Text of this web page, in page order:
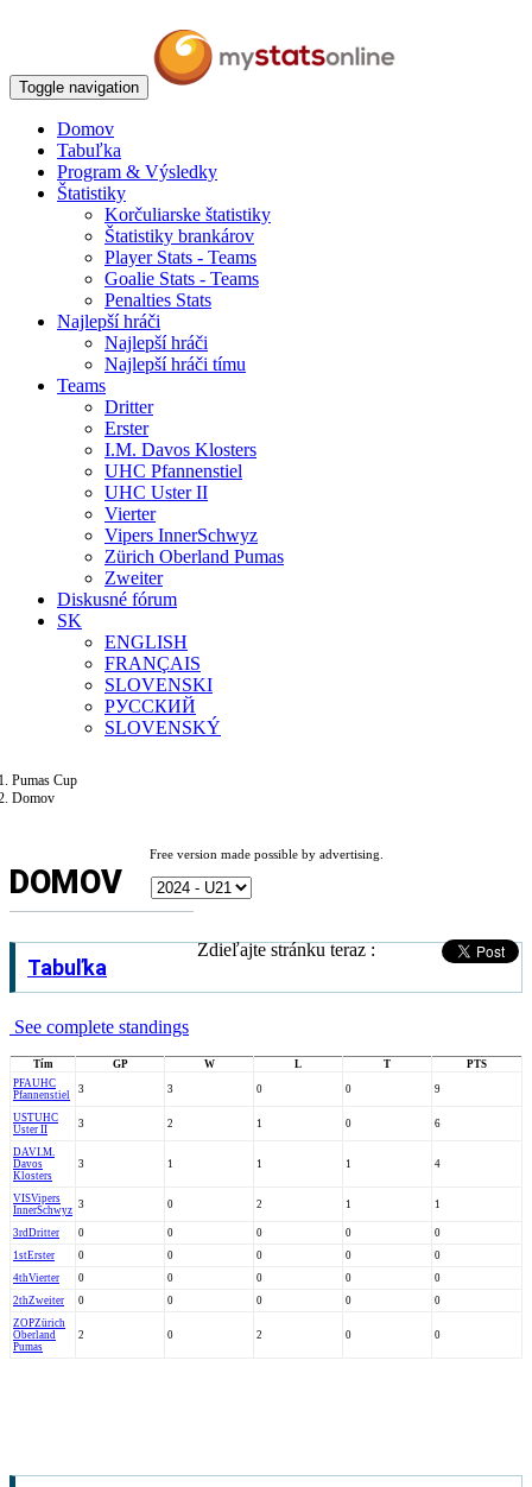
Toggle navigation
Domov
Tabuľka
Program & Výsledky
Štatistiky
Korčuliarske štatistiky
Štatistiky brankárov
Player Stats - Teams
Goalie Stats - Teams
Penalties Stats
Najlepší hráči
Najlepší hráči
Najlepší hráči tímu
Teams
Dritter
Erster
I.M. Davos Klosters
UHC Pfannenstiel
UHC Uster II
Vierter
Vipers InnerSchwyz
Zürich Oberland Pumas
Zweiter
Diskusné fórum
SK
ENGLISH
FRANÇAIS
SLOVENSKI
РУССКИЙ
SLOVENSKÝ
Pumas Cup
Domov
Free version made possible by advertising.
DOMOV
Zdieľajte stránku teraz :
Tabuľka
See complete standings
Tím GP W L T
PTS
PFAUHC
Pfannenstiel
3 3 0 0 9
USTUHC
Uster II
3 2 1 0 6
DAVI.M.
Davos
Klosters
3 1 1 1 4
VISVipers
InnerSchwyz 3 0 2 1 1
3rdDritter 0 0 0 0
0
1stErster 0 0 0 0
0
4thVierter 0 0 0 0
0
2thZweiter 0 0 0 0
0
ZOPZürich
Oberland
Pumas
2 0 2 0 0